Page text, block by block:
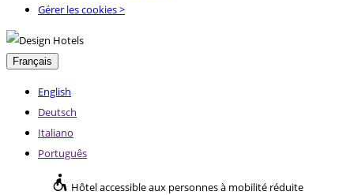
Gérer les cookies >
Français
English
Deutsch
Italiano
Português
Hôtel accessible aux personnes à mobilité réduite